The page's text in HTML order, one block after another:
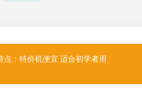
：特价机便宜 适合初学者用